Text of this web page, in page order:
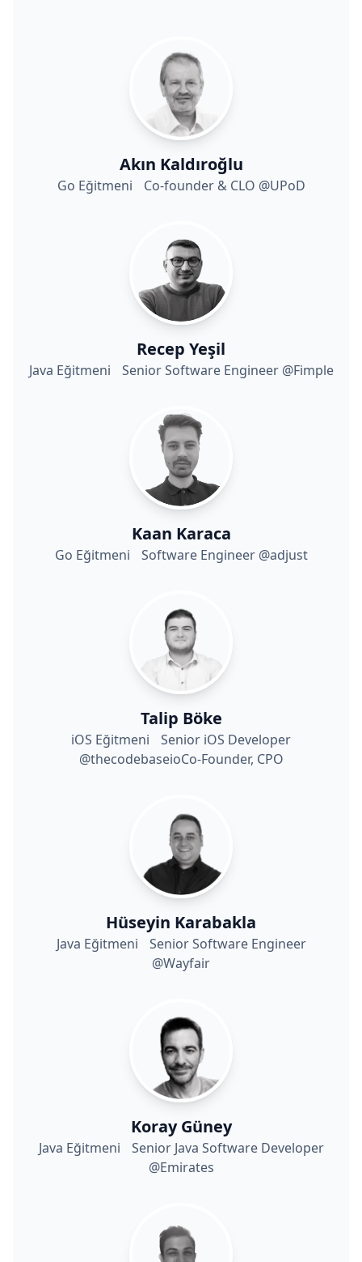
Akın Kaldıroğlu
Go Eğitmeni Co-founder & CLO @UPoD
Recep Yeşil
Java Eğitmeni Senior Software Engineer @Fimple
Kaan Karaca
Go Eğitmeni Software Engineer @adjust
Talip Böke
iOS Eğitmeni Senior iOS Developer
@thecodebaseioCo-Founder, CPO
Hüseyin Karabakla
Java Eğitmeni Senior Software Engineer
@Wayfair
Koray Güney
Java Eğitmeni Senior Java Software Developer
@Emirates